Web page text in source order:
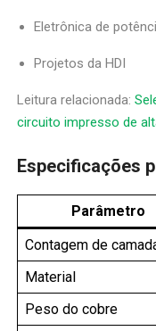
Eletrônica de
Projetos da HDI
Leitura relacionada:
circuito impresso de
Especificações
Parâmetro
Contagem de
Material
Peso do cobre